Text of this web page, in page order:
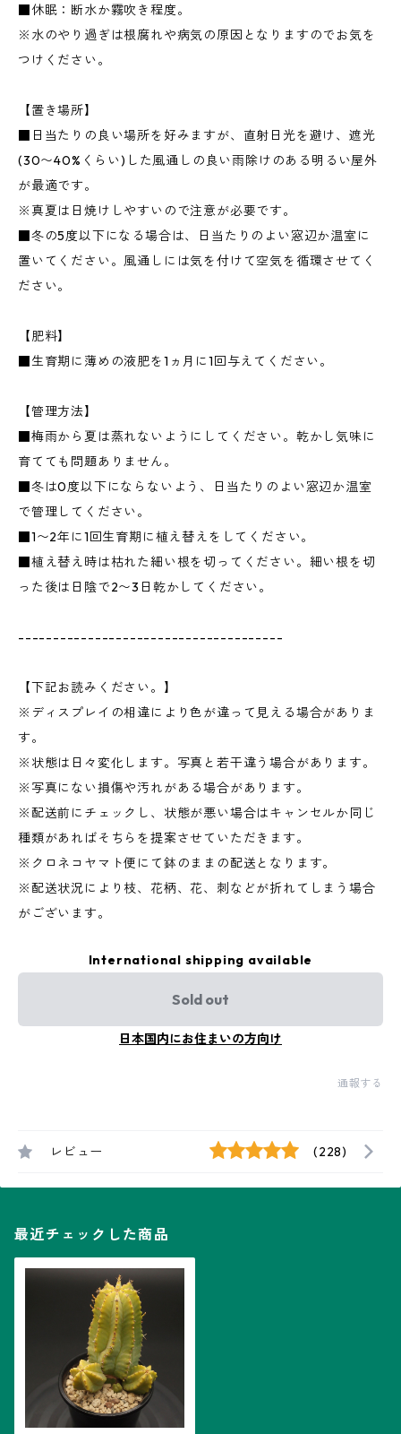
■休眠：断水か霧吹き程度。
※水のやり過ぎは根腐れや病気の原因となりますのでお気を
つけください。
【置き場所】
■日当たりの良い場所を好みますが、直射日光を避け、遮光
(30〜40%くらい)した風通しの良い雨除けのある明るい屋外
が最適です。
※真夏は日焼けしやすいので注意が必要です。
■冬の5度以下になる場合は、日当たりのよい窓辺か温室に
置いてください。風通しには気を付けて空気を循環させてく
ださい。
【肥料】
■生育期に薄めの液肥を1ヵ月に1回与えてください。
【管理方法】
■梅雨から夏は蒸れないようにしてください。乾かし気味に
育てても問題ありません。
■冬は0度以下にならないよう、日当たりのよい窓辺か温室
で管理してください。
■1〜2年に1回生育期に植え替えをしてください。
■植え替え時は枯れた細い根を切ってください。細い根を切
った後は日陰で2〜3日乾かしてください。
--------------------------------------
【下記お読みください。】
※ディスプレイの相違により色が違って見える場合がありま
す。
※状態は日々変化します。写真と若干違う場合があります。
※写真にない損傷や汚れがある場合があります。
※配送前にチェックし、状態が悪い場合はキャンセルか同じ
種類があればそちらを提案させていただきます。
※クロネコヤマト便にて鉢のままの配送となります。
※配送状況により枝、花柄、花、刺などが折れてしまう場合
がございます。
International shipping available
Sold out
日本国内にお住まいの方向け
通報する
レビュー (228)
最近チェックした商品